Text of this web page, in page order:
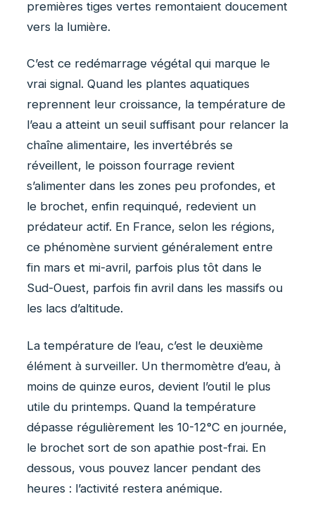
premières tiges vertes remontaient doucement
vers la lumière.
C’est ce redémarrage végétal qui marque le
vrai signal. Quand les plantes aquatiques
reprennent leur croissance, la température de
l’eau a atteint un seuil suffisant pour relancer la
chaîne alimentaire, les invertébrés se
réveillent, le poisson fourrage revient
s’alimenter dans les zones peu profondes, et
le brochet, enfin requinqué, redevient un
prédateur actif. En France, selon les régions,
ce phénomène survient généralement entre
fin mars et mi-avril, parfois plus tôt dans le
Sud-Ouest, parfois fin avril dans les massifs ou
les lacs d’altitude.
La température de l’eau, c’est le deuxième
élément à surveiller. Un thermomètre d’eau, à
moins de quinze euros, devient l’outil le plus
utile du printemps. Quand la température
dépasse régulièrement les 10-12°C en journée,
le brochet sort de son apathie post-frai. En
dessous, vous pouvez lancer pendant des
heures : l’activité restera anémique.